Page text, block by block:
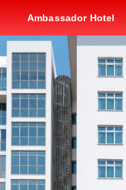
Ambassador Hotel